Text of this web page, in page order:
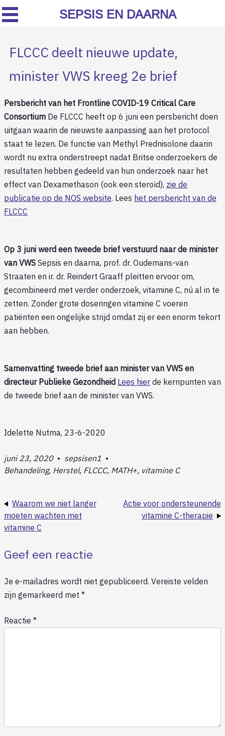
FLCCC deelt nieuwe update,
minister VWS kreeg 2e brief
Persbericht van het Frontline COVID-19 Critical Care
Consortium De FLCCC heeft op 6 juni een persbericht doen
uitgaan waarin de nieuwste aanpassing aan het protocol
staat te lezen. De functie van Methyl Prednisolone daarin
wordt nu extra onderstreept nadat Britse onderzoekers de
resultaten hebben gedeeld van hun onderzoek naar het
effect van Dexamethason (ook een steroïd), zie de
publicatie op de NOS website. Lees het persbericht van de
FLCCC
Op 3 juni werd een tweede brief verstuurd naar de minister
van VWS Sepsis en daarna, prof. dr. Oudemans-van
Straaten en ir. dr. Reindert Graaff pleitten ervoor om,
gecombineerd met verder onderzoek, vitamine C, nú al in te
zetten. Zonder grote doseringen vitamine C voeren
patiënten een ongelijke strijd omdat zij er een enorm tekort
aan hebben.
Samenvatting tweede brief aan minister van VWS en
directeur Publieke Gezondheid Lees hier de kernpunten van
de tweede brief aan de minister van VWS.
Idelette Nutma, 23-6-2020
juni 23, 2020 • sepsisen1 •
Behandeling, Herstel, FLCCC, MATH+, vitamine C
Waarom we niet langer
moeten wachten met
vitamine C
Actie voor ondersteunende
vitamine C-therapie
Geef een reactie
Je e-mailadres wordt niet gepubliceerd. Vereiste velden
zijn gemarkeerd met *
Reactie *
SEPSIS EN DAARNA